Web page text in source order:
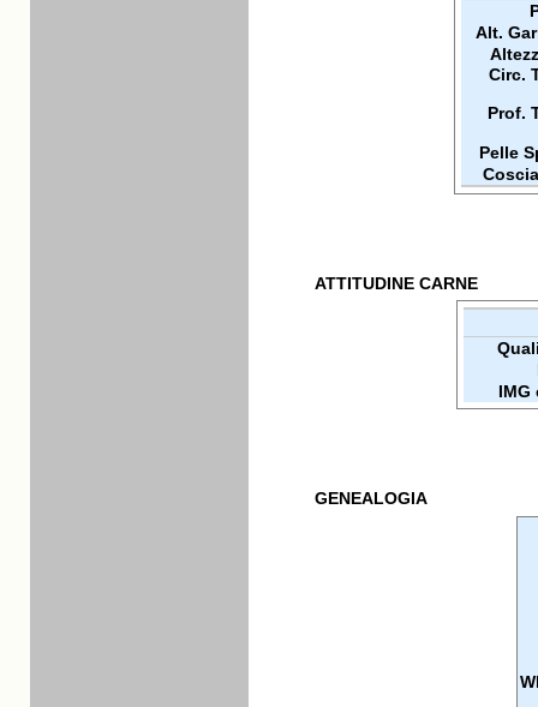
Alt.
Circ.
Prof.
Pelle
ATTITUDINE CARNE
IMG
GENEALOGIA